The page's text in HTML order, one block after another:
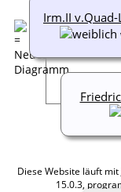
Irm.II
Diese Website läuft mit
15.0.3,